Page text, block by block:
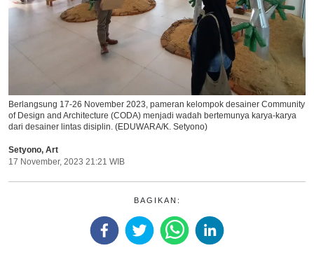
Ikuti Kami di:
Berlangsung 17-26 November 2023, pameran kelompok desainer Community
of Design and Architecture (CODA) menjadi wadah bertemunya karya-karya
dari desainer lintas disiplin. (EDUWARA/K. Setyono)
Setyono, Art
17 November, 2023 21:21 WIB
BAGIKAN: